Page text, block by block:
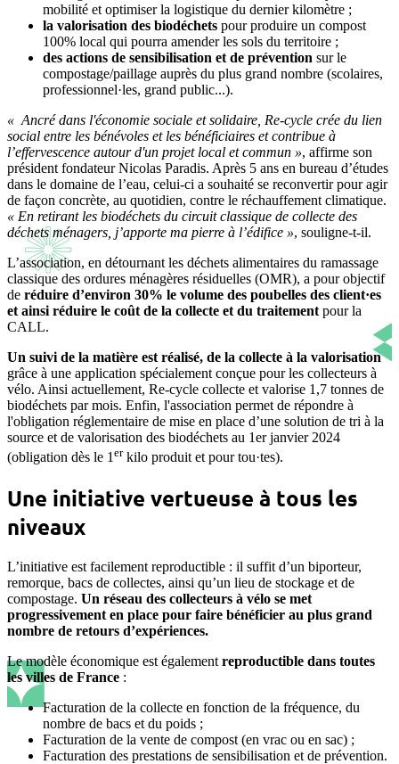
mobilité et optimiser la logistique du dernier kilomètre ;
la valorisation des biodéchets pour produire un compost
100% local qui pourra amender les sols du territoire ;
des actions de sensibilisation et de prévention sur le
compostage/paillage auprès du plus grand nombre (scolaires,
professionnel·les, grand public...).
« Ancré dans l'économie sociale et solidaire, Re-cycle crée du lien
social entre les bénévoles et les bénéficiaires et contribue à
l’effervescence autour d'un projet local et commun », affirme son
président fondateur Nicolas Paradis. Après 5 ans en bureau d’études
dans le domaine de l’eau, celui-ci a souhaité se reconvertir pour agir
de façon concrète, au quotidien, contre le réchauffement climatique.
« En retirant les biodéchets du circuit classique de collecte des
déchets ménagers, j’apporte ma pierre à l’édifice », souligne-t-il.
L’association, en détournant les déchets alimentaires du ramassage
classique des ordures ménagères résiduelles (OMR), a pour objectif
de réduire d’environ 30% le volume des poubelles des client·es
et ainsi réduire le coût de la collecte et du traitementpour la
CALL.
Un suivi de la matière est réalisé, de la collecte à la valorisation
grâce à une application spécialement conçue pour les collecteurs à
vélo. Ainsi actuellement, Re-cycle collecte et valorise 1,7 tonnes de
biodéchets par mois. Enfin, l'association permet de répondre à
l'obligation réglementaire de mise en place d’une solution de tri à la
source et de valorisation des biodéchets au 1er janvier 2024
(obligation dès le 1erkilo produit et pour tou·tes).
Une initiative vertueuse à tous les
niveaux
L’initiative est facilement reproductible : il suffit d’un biporteur,
remorque, bacs de collectes, ainsi qu’un lieu de stockage et de
compostage. Un réseau des collecteurs à vélo se met
progressivement en place pour faire bénéficier au plus grand
nombre de retours d’expériences.
Le modèle économique est également reproductible dans toutes
les villes de France :
Facturation de la collecte en fonction de la fréquence, du
nombre de bacs et du poids ;
Facturation de la vente de compost (en vrac ou en sac) ;
Facturation des prestations de sensibilisation et de prévention.